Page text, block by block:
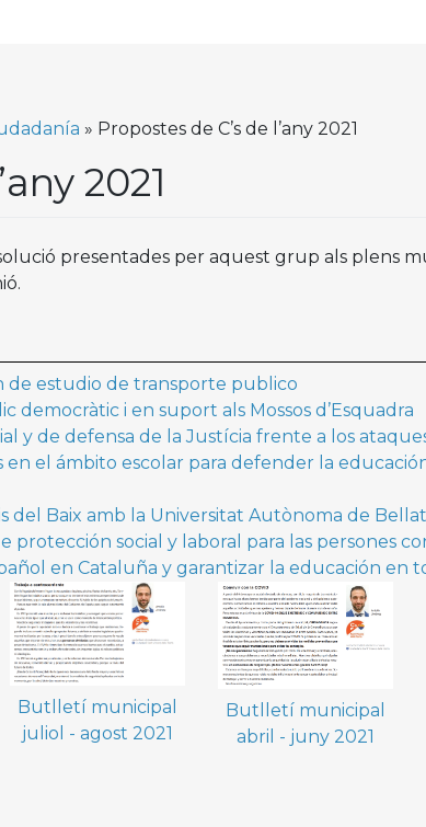
» Propostes de C’s de l’any 2021
2021
presentades per aquest grup als plens
estudio de transporte publico
democràtic i en suport als Mossos d’Esquadra
y de defensa de la Justícia frente a los
en el ámbito escolar para defender la
del Baix amb la Universitat Autònoma de
protección social y laboral para las persones
en Cataluña y garantizar la educación en
Butlletí municipal
juliol - agost 2021
Butlletí municipal
abril - juny 2021